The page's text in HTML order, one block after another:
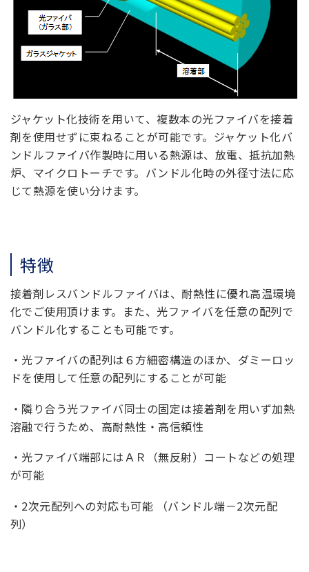
ジャケット化技術を用いて、複数本の光ファイバを接着
剤を使用せずに束ねることが可能です。ジャケット化バ
ンドルファイバ作製時に用いる熱源は、放電、抵抗加熱
炉、マイクロトーチです。バンドル化時の外径寸法に応
じて熱源を使い分けます。
特徴
接着剤レスバンドルファイバは、耐熱性に優れ高温環境
化でご使用頂けます。また、光ファイバを任意の配列で
バンドル化することも可能です。
・光ファイバの配列は６方細密構造のほか、ダミーロッ
ドを使用して任意の配列にすることが可能
・隣り合う光ファイバ同士の固定は接着剤を用いず加熱
溶融で行うため、高耐熱性・高信頼性
・光ファイバ端部にはＡＲ（無反射）コートなどの処理
が可能
・2次元配列への対応も可能 （バンドル端－2次元配
列）